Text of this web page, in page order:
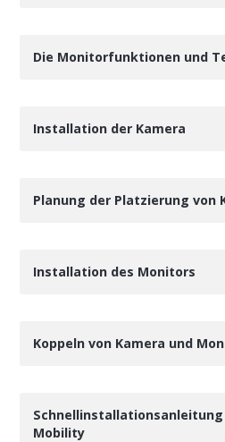
Die Monitorfunktionen und
Installation der Kamera
Planung der Platzierung von
Installation des Monitors
Koppeln von Kamera und
Schnellinstallationsanleitung
Mobility